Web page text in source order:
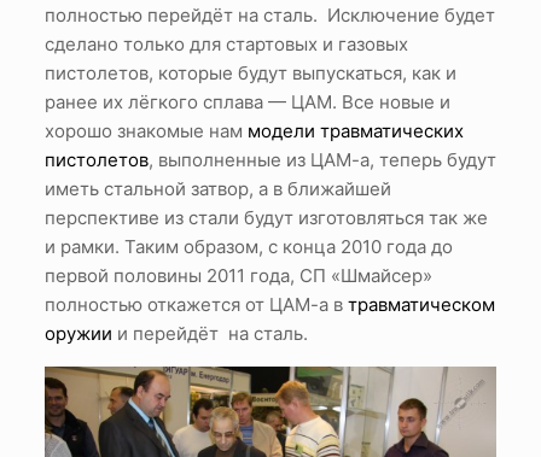
полностью перейдёт на сталь. Исключение будет
сделано только для стартовых и газовых
пистолетов, которые будут выпускаться, как и
ранее их лёгкого сплава — ЦАМ. Все новые и
хорошо знакомые нам модели травматических
пистолетов, выполненные из ЦАМ-а, теперь будут
иметь стальной затвор, а в ближайшей
перспективе из стали будут изготовляться так же
и рамки. Таким образом, с конца 2010 года до
первой половины 2011 года, СП «Шмайсер»
полностью откажется от ЦАМ-а в травматическом
оружии и перейдёт на сталь.